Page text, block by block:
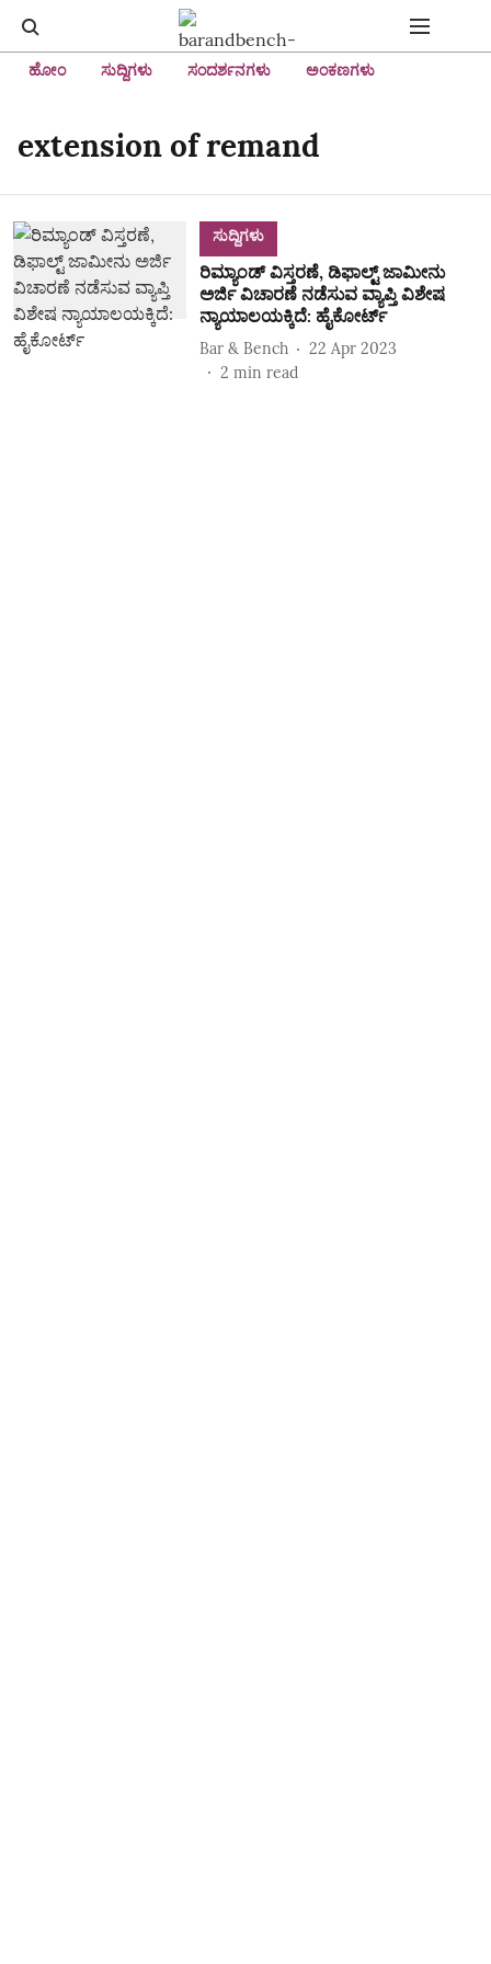
ಹೋಂ ಸುದ್ದಿಗಳು ಸಂದರ್ಶನಗಳು ಅಂಕಣಗಳು
extension of remand
ಸುದ್ದಿಗಳು
ರಿಮ್ಯಾಂಡ್‌ ವಿಸ್ತರಣೆ, ಡಿಫಾಲ್ಟ್‌ ಜಾಮೀನು
ಅರ್ಜಿ ವಿಚಾರಣೆ ನಡೆಸುವ ವ್ಯಾಪ್ತಿ ವಿಶೇಷ
ನ್ಯಾಯಾಲಯಕ್ಕಿದೆ: ಹೈಕೋರ್ಟ್‌
Bar & Bench
22 Apr 2023
2 min read